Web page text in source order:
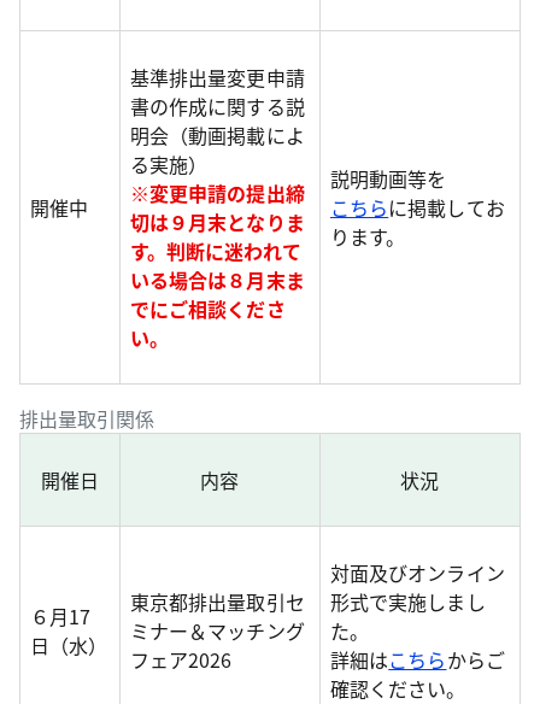
開催中
基準排出量変更申請
書の作成に関する説
明会（動画掲載によ
る実施）
※変更申請の提出締
切は９月末となりま
す。判断に迷われて
いる場合は８月末ま
でにご相談くださ
い。
説明動画等を
こちらに掲載してお
ります。
排出量取引関係
開催日 内容 状況
６月17
日（水）
東京都排出量取引セ
ミナー＆マッチング
フェア2026
対面及びオンライン
形式で実施しまし
た。
詳細はこちらからご
確認ください。